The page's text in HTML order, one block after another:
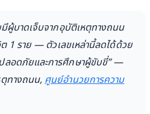
ผู้บาดเจ็บจากอุบัติเหตุทางถนน
1 ราย — ตัวเลขเหล่านี้ลดได้ด้วย
อดภัยและการศึกษาผู้ขับขี่” —
ตุทางถนน,ศูนย์อำนวยการความ